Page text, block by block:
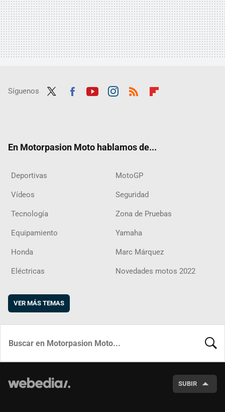
Síguenos
En Motorpasion Moto hablamos de...
Deportivas MotoGP
Vídeos Seguridad
Tecnología Zona de Pruebas
Equipamiento Yamaha
Honda Marc Márquez
Eléctricas Novedades motos 2022
VER MÁS TEMAS
SUBIR